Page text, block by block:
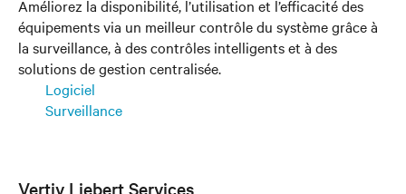
Améliorez la disponibilité, l’utilisation et l’efficacité des
équipements via un meilleur contrôle du système grâce à
la surveillance, à des contrôles intelligents et à des
solutions de gestion centralisée.
Logiciel
Surveillance
Vertiv Liebert Services